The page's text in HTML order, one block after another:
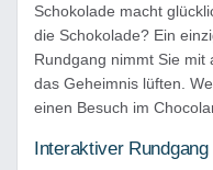
Schokolade macht
die Schokolade? Ein
Rundgang nimmt Sie mit
das Geheimnis lüften.
einen Besuch im
Interaktiver Rundgang